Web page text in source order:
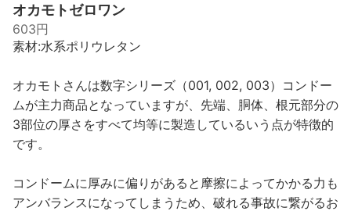
オカモトゼロワン
603円
素材:水系ポリウレタン
オカモトさんは数字シリーズ（001, 002, 003）コンドー
ムが主力商品となっていますが、先端、胴体、根元部分の
3部位の厚さをすべて均等に製造しているいう点が特徴的
です。
コンドームに厚みに偏りがあると摩擦によってかかる力も
アンバランスになってしまうため、破れる事故に繋がるお